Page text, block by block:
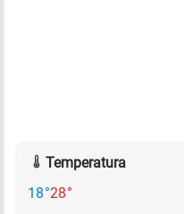
Temperatura
18°28°